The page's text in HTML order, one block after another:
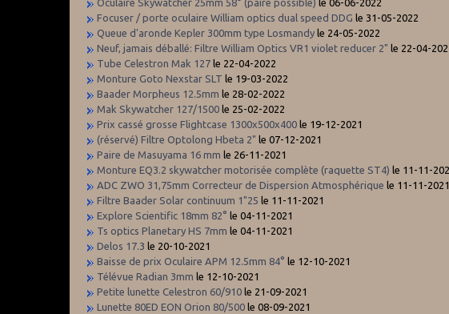
Oculaire Skywatcher 25mm 58° (paire possible) le 06-06-2022
Focuser / porte oculaire William optics dual speed DDG le 31-05-2022
Queue d'aronde Kepler 300mm type Losmandy le 24-05-2022
Neuf, jamais déballé: Filtre William Optics VR1 violet reducer 2" le 22-04-
Tube Celestron Mak 127 le 22-04-2022
Monture Goto Nexstar SLT le 19-03-2022
Baader Morpheus 12.5mm le 28-02-2022
Mak Skywatcher 127/1500 le 25-02-2022
Prix cassé grosse Flightcase 1300x500x400 le 19-12-2021
(réservé) Filtre Optolong Hbeta 2" le 07-12-2021
Paire de Masuyama 16 mm le 26-11-2021
Monture EQ3.2 skywatcher motorisée complète (raquette ST4) le 11-11-
ADC ZWO 31,75mm Correcteur de Dispersion Atmosphérique le 11-11-2021
Filtre Baader Solar continuum 1"25 le 11-11-2021
Explore Scientific 18mm 82° le 04-11-2021
Ts optics Planetary HS 7mm le 04-11-2021
Delos 17.3 le 20-10-2021
Baisse de prix Oculaire APM 12.5mm 84° le 12-10-2021
Télévue Radian 3mm le 12-10-2021
Petite lunette Celestron 60/910 le 21-09-2021
Lunette 80ED EON Orion 80/500 le 08-09-2021